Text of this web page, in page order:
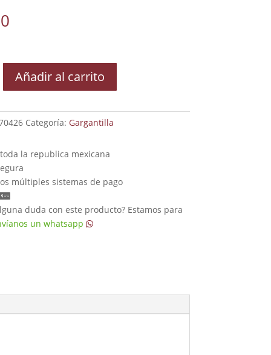
Añadir al carrito
Categoría: Gargantilla
la republica mexicana
múltiples sistemas de pago
duda con este producto? Estamos para
un whatsapp